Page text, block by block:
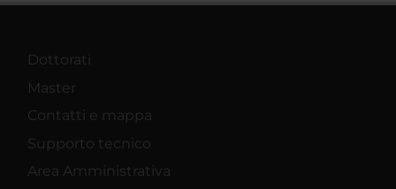
Dottorati
Master
Contatti e mappa
Supporto tecnico
Area Amministrativa